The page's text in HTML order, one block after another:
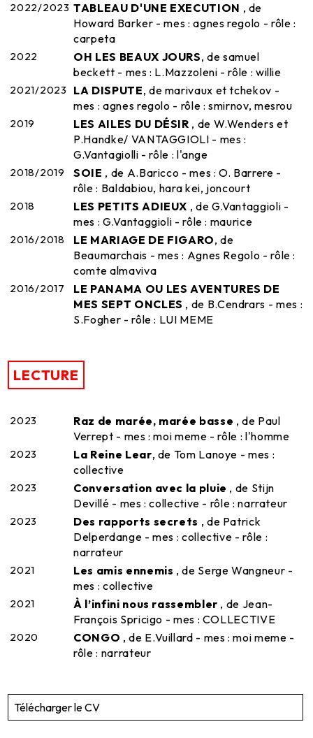
2022/2023 TABLEAU D'UNE EXECUTION , de
Howard Barker - mes : agnes regolo - rôle :
carpeta
2022 OH LES BEAUX JOURS, de samuel
beckett - mes : L.Mazzoleni - rôle : willie
2021/2023 LA DISPUTE, de marivaux et tchekov -
mes : agnes regolo - rôle : smirnov, mesrou
2019 LES AILES DU DÉSIR , de W.Wenders et
P.Handke/ VANTAGGIOLI - mes :
G.Vantagiolli - rôle : l'ange
2018/2019 SOIE , de A.Baricco - mes : O. Barrere -
rôle : Baldabiou, hara kei, joncourt
2018 LES PETITS ADIEUX , de G.Vantaggioli -
mes : G.Vantaggioli - rôle : maurice
2016/2018 LE MARIAGE DE FIGARO, de
Beaumarchais - mes : Agnes Regolo - rôle :
comte almaviva
2016/2017
LE PANAMA OU LES AVENTURES DE
MES SEPT ONCLES , de B.Cendrars - mes :
S.Fogher - rôle : LUI MEME
LECTURE
2023 Raz de marée, marée basse , de Paul
Verrept - mes : moi meme - rôle : l'homme
2023 La Reine Lear, de Tom Lanoye - mes :
collective
2023 Conversation avec la pluie , de Stijn
Devillé - mes : collective - rôle : narrateur
2023 Des rapports secrets , de Patrick
Delperdange - mes : collective - rôle :
narrateur
2021 Les amis ennemis , de Serge Wangneur -
mes : collective
2021 À l’infini nous rassembler , de Jean-
François Spricigo - mes : COLLECTIVE
2020 CONGO , de E.Vuillard - mes : moi meme -
rôle : narrateur
Télécharger le CV